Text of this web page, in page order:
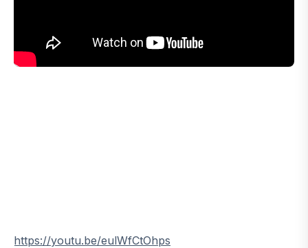
https://youtu.be/eulWfCtOhps